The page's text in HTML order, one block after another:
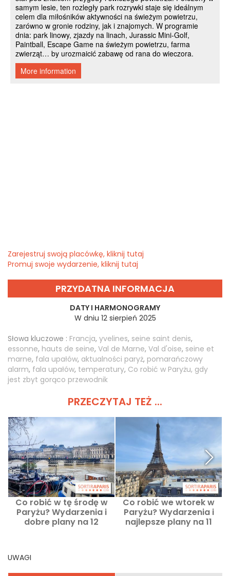
Zarejestruj swoją placówkę, kliknij tutaj
Promuj swoje wydarzenie, kliknij tutaj
PRZYDATNA INFORMACJA
DATY I HARMONOGRAMY
W dniu 12 sierpień 2025
Słowa kluczowe : Francja, yvelines, seine saint denis,
essonne, hauts de seine, Val de Marne, Val d'oise, seine et
marne, fala upałów, aktualności paryż, pomarańczowy
alarm, fala upałów, temperatury, Co robić w Paryżu, gdy
jest zbyt gorąco przewodnik
PRZECZYTAJ TEŻ ...
Co robić w tę środę w
Paryżu? Wydarzenia i
dobre plany na 12
Co robić we wtorek w
Paryżu? Wydarzenia i
najlepsze plany na 11
UWAGI